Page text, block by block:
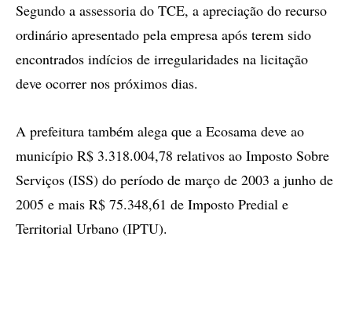
Segundo a assessoria do TCE, a apreciação do recurso
ordinário apresentado pela empresa após terem sido
encontrados indícios de irregularidades na licitação
deve ocorrer nos próximos dias.
A prefeitura também alega que a Ecosama deve ao
município R$ 3.318.004,78 relativos ao Imposto Sobre
Serviços (ISS) do período de março de 2003 a junho de
2005 e mais R$ 75.348,61 de Imposto Predial e
Territorial Urbano (IPTU).